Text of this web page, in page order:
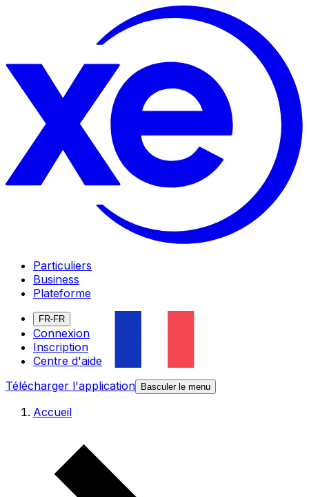
Particuliers
Business
Plateforme
FR-FR
Connexion
Inscription
Centre d'aide
Télécharger l'application
Basculer le menu
Accueil